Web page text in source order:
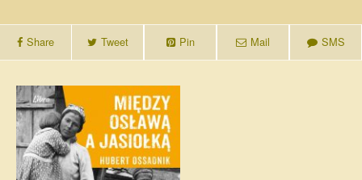
Share Tweet Pin Mail SMS